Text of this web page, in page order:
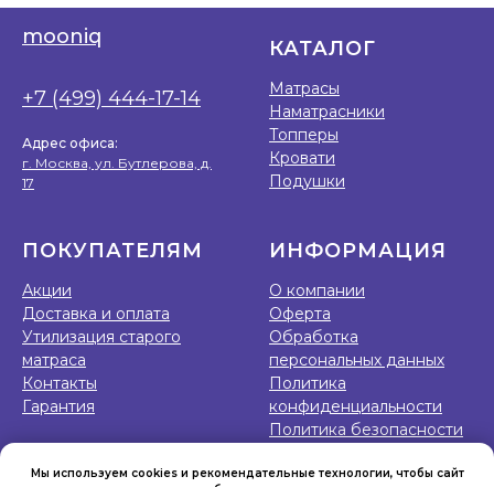
Мы используем cookies и рекомендательные технологии, чтобы сайт
mooniq
+7 (499) 444-17-14
Адрес офиса:
г. Москва, ул. Бутлерова, д.
17
КАТАЛОГ
Матрасы
Наматрасники
Топперы
Кровати
Подушки
ПОКУПАТЕЛЯМ
Акции
Доставка и оплата
Утилизация старого
матраса
Контакты
Гарантия
ИНФОРМАЦИЯ
О компании
Оферта
Обработка
персональных данных
Политика
конфиденциальности
Политика безопасности